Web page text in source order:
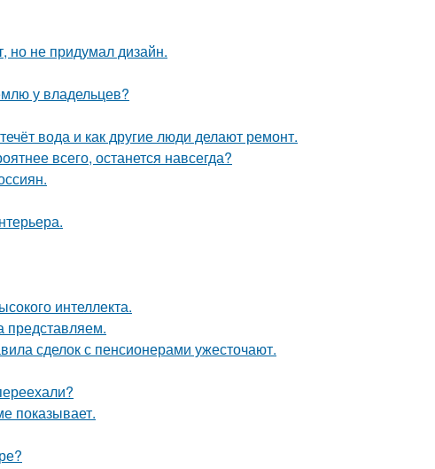
но не придумал дизайн.
у владельцев?
вода и как другие люди делают ремонт.
всего, останется навсегда?
интеллекта.
представляем.
сделок с пенсионерами ужесточают.
показывает.